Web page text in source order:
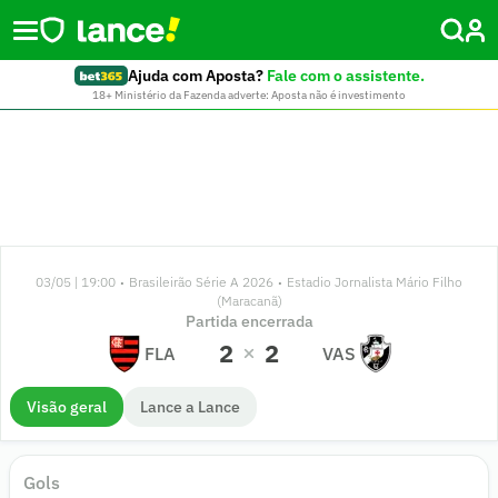
Ajuda com Aposta? Fale com o assistente.
18+ Ministério da Fazenda adverte: Aposta não é investimento
03/05 | 19:00 • Brasileirão Série A 2026 • Estadio Jornalista Mário Filho
(Maracanã)
Partida encerrada
FLA 2 2 VAS
Visão geral Lance a Lance
Gols